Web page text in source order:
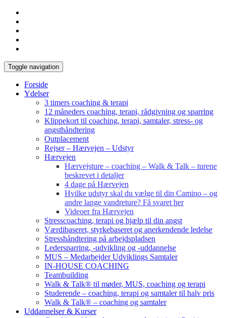
Toggle navigation
Forside
Ydelser
3 timers coaching & terapi
12 måneders coaching, terapi, rådgivning og sparring
Klippekort til coaching, terapi, samtaler, stress- og
angsthåndtering
Outplacement
Rejser – Hærvejen – Udstyr
Hærvejen
Hærvejsture – coaching – Walk & Talk – turene
beskrevet i detaljer
4 dage på Hærvejen
Hvilke udstyr skal du vælge til din Camino – og
andre lange vandreture? Få svaret her
Videoer fra Hærvejen
Stresscoaching, terapi og hjælp til din angst
Værdibaseret, styrkebaseret og anerkendende ledelse
Stresshåndtering på arbejdspladsen
Ledersparring, -udvikling og -uddannelse
MUS – Medarbejder Udviklings Samtaler
IN-HOUSE COACHING
Teambuilding
Walk & Talk® til møder, MUS, coaching og terapi
Studerende – coaching, terapi og samtaler til halv pris
Walk & Talk® – coaching og samtaler
Uddannelser & Kurser